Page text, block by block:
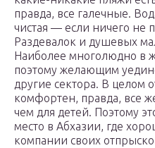
правда, все галечные.
чистая — если ничего не
Раздевалок и душевых
Наиболее многолюдно в
поэтому желающим
другие сектора. В целом
комфортен, правда, все
чем для детей. Поэтому
место в Абхазии, где
компании своих